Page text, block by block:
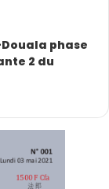
phase
2 du